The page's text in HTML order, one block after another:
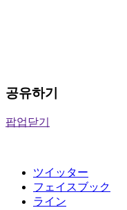
공유하기
팝업닫기
ツイッター
フェイスブック
ライン